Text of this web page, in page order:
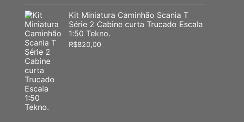
Kit Miniatura Caminhão Scania T
Série 2 Cabine curta Trucado Escala
1:50 Tekno.
R$820,00